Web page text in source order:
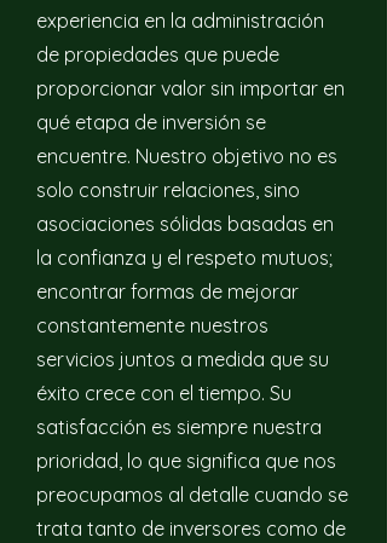
experiencia en la administración
de propiedades que puede
proporcionar valor sin importar en
qué etapa de inversión se
encuentre. Nuestro objetivo no es
solo construir relaciones, sino
asociaciones sólidas basadas en
la confianza y el respeto mutuos;
encontrar formas de mejorar
constantemente nuestros
servicios juntos a medida que su
éxito crece con el tiempo. Su
satisfacción es siempre nuestra
prioridad, lo que significa que nos
preocupamos al detalle cuando se
trata tanto de inversores como de